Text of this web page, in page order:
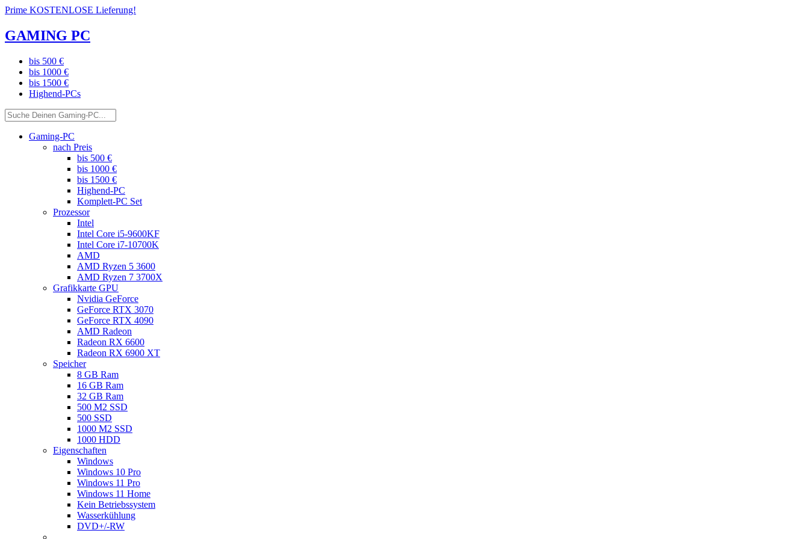
Prime KOSTENLOSE Lieferung!
GAMING PC
bis 500 €
bis 1000 €
bis 1500 €
Highend-PCs
Gaming-PC
nach Preis
bis 500 €
bis 1000 €
bis 1500 €
Highend-PC
Komplett-PC Set
Prozessor
Intel
Intel Core i5-9600KF
Intel Core i7-10700K
AMD
AMD Ryzen 5 3600
AMD Ryzen 7 3700X
Grafikkarte GPU
Nvidia GeForce
GeForce RTX 3070
GeForce RTX 4090
AMD Radeon
Radeon RX 6600
Radeon RX 6900 XT
Speicher
8 GB Ram
16 GB Ram
32 GB Ram
500 M2 SSD
500 SSD
1000 M2 SSD
1000 HDD
Eigenschaften
Windows
Windows 10 Pro
Windows 11 Pro
Windows 11 Home
Kein Betriebssystem
Wasserkühlung
DVD+/-RW